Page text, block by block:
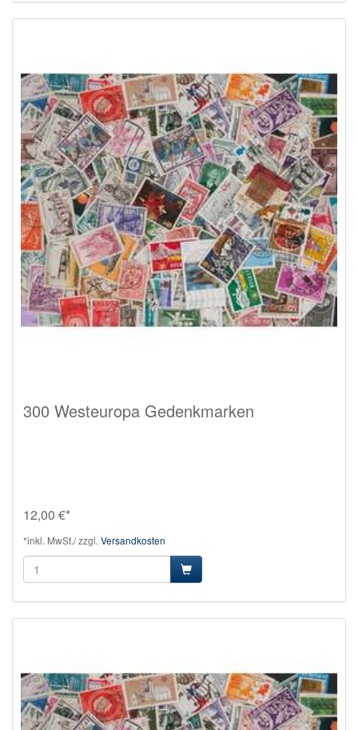
300 Westeuropa Gedenkmarken
12,00 €*
*inkl. MwSt./ zzgl. Versandkosten